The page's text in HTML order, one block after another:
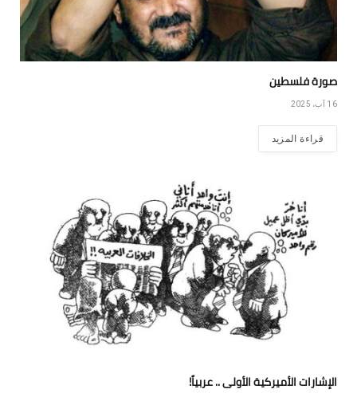
صورة فلسطين
16 آب، 2025
قراءة المزيد
الإشارات الأميركية الأولى .. عربياً!